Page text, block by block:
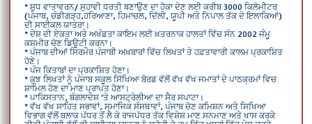
* ਸ਼ੁਧ ਵਾਤਾਵਰਨ/ ਸੁਹਾਵੀ ਧਰਤੀ ਬਣਾਉਣ ਦਾ ਹੋਕਾ ਦੇਣ ਲਈ ਕਰੀਬ 3000 ਕਿਲੋਮੀਟਰ
(ਪੰਜਾਬ, ਚੰਡੀਗੜ੍ਹ,ਹਰਿਆਣਾ, ਹਿਮਾਚਲ, ਦਿੱਲੀ, ਯੂਪੀ ਅਤੇ ਨਿਪਾਲ ਤੱਕ ਦੇ ਇਲਾਕਿਆਂ)
ਦੀ ਸਾਈਕਲ ਯਾਤਰਾ।
* ਦੇਸ਼ ਦੀ ਏਕਤਾ ਅਤੇ ਅਖੰਡਤਾ ਕਾਇਮ ਲਈ ਖ਼ਤਰਨਾਕ ਹਾਲਤਾਂ ਵਿੱਚ ਸੰਨ 2002 ਜੰਮੂ
ਕਸ਼ਮੀਰ ਚੋਣ ਡਿਊਟੀ ਕਰਨਾ।
* ਪੰਜਾਬ ਦੀਆਂ ਸਿਰਮੌਰ ਪੰਜਾਬੀ ਅਖ਼ਬਾਰਾਂ ਵਿੱਚ ਲਿਖਤਾਂ ਤੇ ਹਫ਼ਤਾਵਾਰੀ ਕਾਲਮ ਪ੍ਰਕਾਸ਼ਿਤ
ਹੋਣੇ।
* ਪੰਜ ਕਿਤਾਬਾਂ ਦਾ ਪ੍ਰਕਾਸ਼ਿਤ ਹੋਣਾ।
* ਕੁਝ ਲਿਖਤਾਂ ਨੂੰ ਪੰਜਾਬ ਸਕੂਲ ਸਿੱਖਿਆ ਬੋਰਡ ਵੱਲੋਂ ਵੱਖ ਵੱਖ ਜਮਾਤਾਂ ਦੇ ਪਾਠਕ੍ਰਮਾਂ ਵਿਚ
ਸ਼ਾਮਿਲ ਹੋਣ ਦਾ ਮਾਣ ਪ੍ਰਾਪਤ ਹੋਣਾ।
* ਪਾਕਿਸਤਾਨ, ਬੰਗਲਾਦੇਸ਼ ‘ਤੇ ਆਸਟ੍ਰੇਲੀਆ ਦਾ ਸੈਰ ਸਪਾਟਾ।
* ਵੱਖ ਵੱਖ ਸਾਹਿਤ ਸਭਾਵਾਂ, ਸਮਾਜਿਕ ਸੰਸਥਾਵਾਂ, ਪੰਜਾਬ ਚੋਣ ਕਮਿਸ਼ਨ ਅਤੇ ਸਿਖਿਆ
ਵਿਭਾਗ ਵੱਲੋਂ ਬਲਾਕ ਪੱਧਰ ਤੋਂ ਲੈ ਕੇ ਰਾਜਪੱਧਰ ਤੱਕ ਵਿਸ਼ੇਸ਼ ਮਾਣ ਸਨਮਾਣ ਅਤੇ ਖਾਸ ਕਰਕੇ